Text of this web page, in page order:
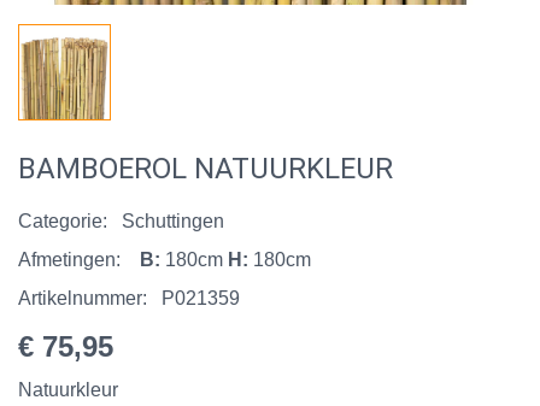
BAMBOEROL NATUURKLEUR
Categorie:
Schuttingen
Afmetingen:
B: 180cm H: 180cm
Artikelnummer:
P021359
€ 75,95
Natuurkleur